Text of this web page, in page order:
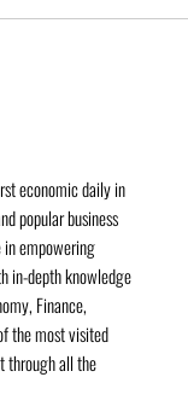
economic daily in
popular business
in empowering
in-depth knowledge
Finance,
the most visited
through all the